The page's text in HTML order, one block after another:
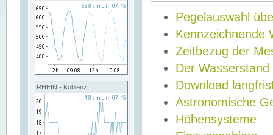
RHEIN - Koblenz
Pegelauswahl
Kennzeichnende
Zeitbezug der
Der Wasserstand
Download
Astronomische
Höhensysteme